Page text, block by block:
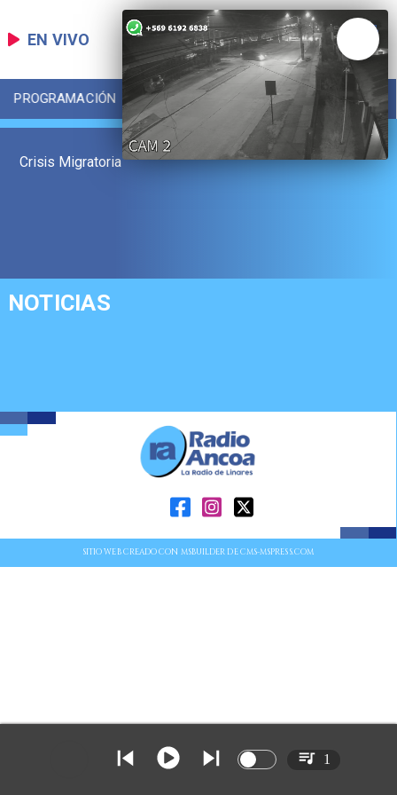
EN VIVO
PROGRAMACIÓN LOCAL DEPORTES
Crisis Migratoria
NOTICIAS
SITIO WEB CREADO CON MSBUILDER DE CMS-MSPRESS.COM
1